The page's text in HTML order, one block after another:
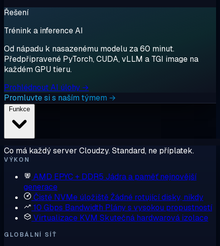
Řešení
Trénink a inference AI
Od nápadu k nasazenému modelu za 60 minut.
Předpřipravené PyTorch, CUDA, vLLM a TGI image na
každém GPU tieru.
Prohlédnout AI úlohy →
Promluvte si s naším týmem →
Co má každý server Cloudzy. Standard, ne příplatek.
VÝKON
AMD EPYC + DDR5 Jádra a paměť nejnovější
generace
Čisté NVMe úložištěŽádné rotující disky, nikdy
10 Gbps Bandwidth Plány s vysokou propustností
Virtualizace KVM Skutečná hardwarová izolace
GLOBÁLNÍ SÍŤ